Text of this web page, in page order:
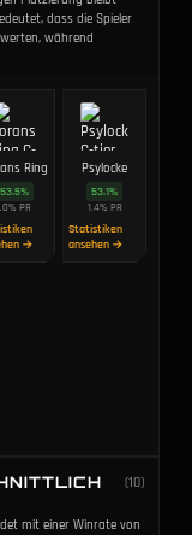
dass die Spieler
während
Ring
53.5%
%PR
→
Psylocke
53.1%
1.4% PR
Statistiken
ansehen →
(10)
mit einer Winrate von